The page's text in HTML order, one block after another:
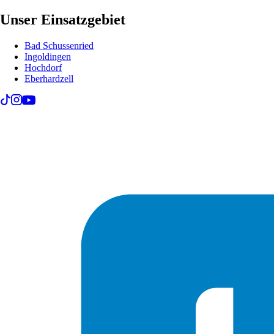
Unser Einsatzgebiet
Bad Schussenried
Ingoldingen
Hochdorf
Eberhardzell